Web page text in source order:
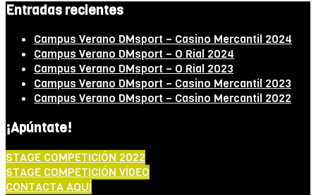
Entradas recientes
Campus Verano DMsport – Casino Mercantil 2024
Campus Verano DMsport – O Rial 2024
Campus Verano DMsport – O Rial 2023
Campus Verano DMsport – Casino Mercantil 2023
Campus Verano DMsport – Casino Mercantil 2022
¡Apúntate!
STAGE COMPETICIÓN 2022
STAGE COMPETICIÓN VÍDEO
CONTACTA AQUÍ